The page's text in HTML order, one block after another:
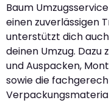
Baum
einen zuverlässigen
unterstützt dich
deinen Umzug. Dazu
und Auspacken,
sowie die